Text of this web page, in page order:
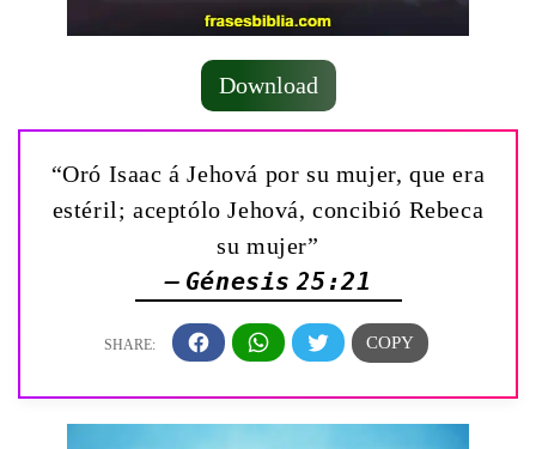
Download
“Oró Isaac á Jehová por su mujer, que era
estéril; aceptólo Jehová, concibió Rebeca
su mujer”
— Génesis 25:21